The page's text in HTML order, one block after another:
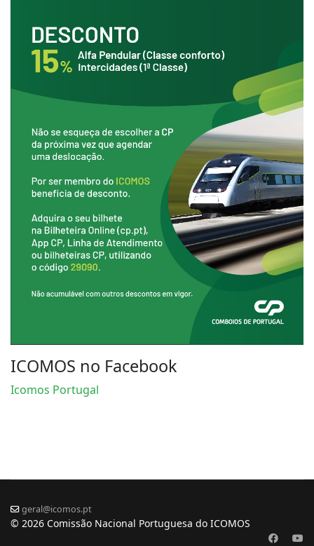
ICOMOS no Facebook
Icomos Portugal
geral@icomos.pt
© 2026 Comissão Nacional Portuguesa do ICOMOS